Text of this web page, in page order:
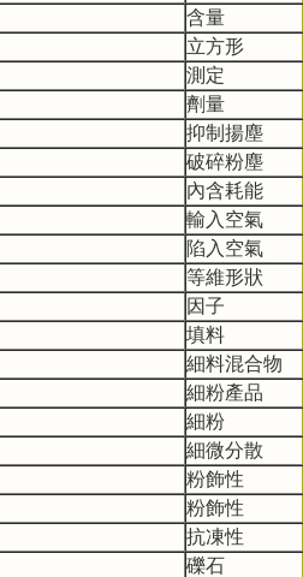
含量
立方形
測定
劑量
抑制揚塵
破碎粉塵
內含耗能
輸入空氣
陷入空氣
等維形狀
因子
填料
細料混合物
細粉產品
細粉
細微分散
粉飾性
粉飾性
抗凍性
礫石